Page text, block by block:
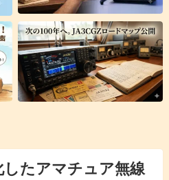
したアマチュア無線